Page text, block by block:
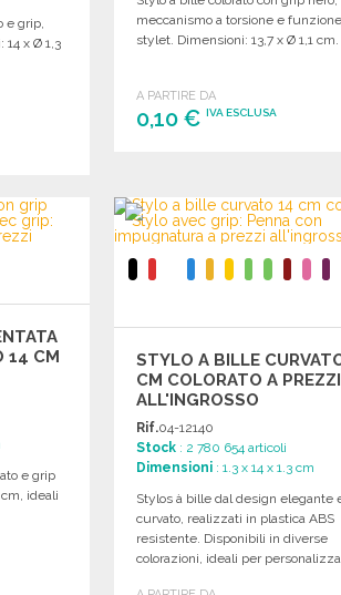
e grip,
x Ø 1,3
meccanismo a torsione e funzione
stylet. Dimensioni: 13,7 x Ø 1,1 cm.
A PARTIRE DA
0,10 €IVA ESCLUSA
Richiedi un preventivo
14 CM
e grip
ideali
STYLO A BILLE
CM COLORATO A PREZZI
ALL'INGROSSO
Rif.04-12140
Stock : 2 780 654 articoli
Dimensioni : 1.3 x 14 x 1.3 cm
Stylos à bille dal design elegante
curvato, realizzati in plastica ABS
resistente. Disponibili in diverse
colorazioni, ideali per